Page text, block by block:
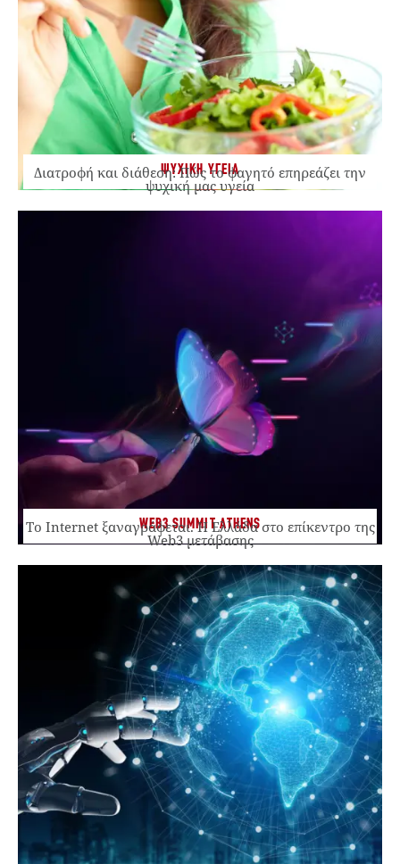
ΨΥΧΙΚΗ ΥΓΕΙΑ
Διατροφή και διάθεση: Πώς το φαγητό επηρεάζει την
ψυχική μας υγεία
WEB3 SUMMIT ATHENS
Το Internet ξαναγράφεται. Η Ελλάδα στο επίκεντρο της
Web3 μετάβασης